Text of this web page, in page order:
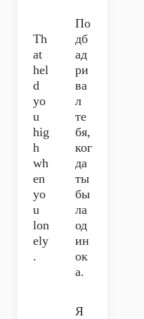
Th
at
hel
d
yo
u
hig
h
wh
en
yo
u
lon
ely
.
По
дб
ад
ри
ва
л
те
бя,
ког
да
ты
бы
ла
од
ин
ок
а.
Я